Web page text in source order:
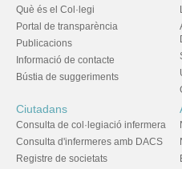
Què és el Col·legi
Portal de transparència
Publicacions
Informació de contacte
Bústia de suggeriments
Ciutadans
Consulta de col·legiació infermera
Consulta d'infermeres amb DACS
Registre de societats